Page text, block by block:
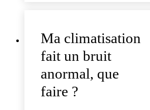
Ma climatisation
fait un bruit
anormal, que
faire ?